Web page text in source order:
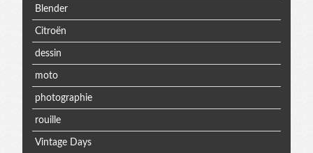
Blender
Citroën
dessin
moto
photographie
rouille
Vintage Days